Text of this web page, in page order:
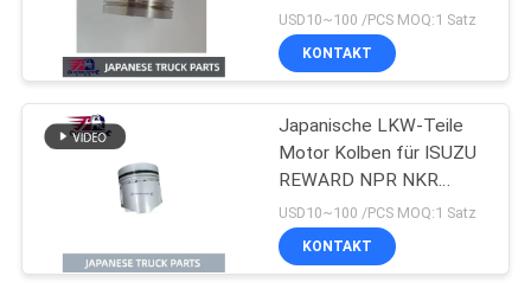
98215307-0
USD10~100 /PCS MOQ:1 Satz
KONTAKT
Japanische LKW-Teile
Motor Kolben für ISUZU
REWARD NPR NKR
4BD1 4BD1T OEM 5-
12111242-0
USD10~100 /PCS MOQ:1 Satz
KONTAKT